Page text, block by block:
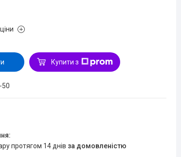
Купити з
50
протягом 14 днів за домовленістю